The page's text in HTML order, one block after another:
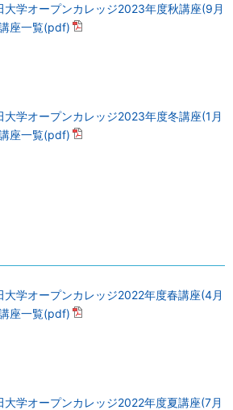
大学オープンカレッジ2023年度秋講座(9月
座一覧(pdf)
大学オープンカレッジ2023年度冬講座(1月
座一覧(pdf)
大学オープンカレッジ2022年度春講座(4月
座一覧(pdf)
大学オープンカレッジ2022年度夏講座(7月